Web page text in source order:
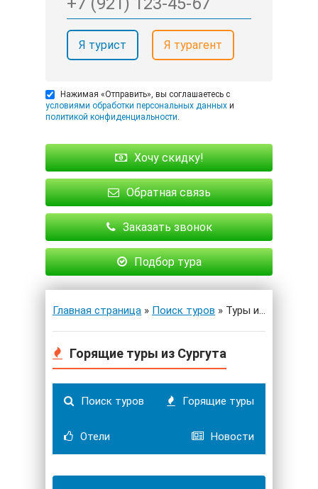
Я турист Я турагент
Нажимая «Отправить», вы соглашаетесь с
условиями обработки персональных данных и
политикой конфиденциальности.
Хочу скидку!
Обратная связь
Заказать звонок
Подбор тура
Главная страница » Поиск туров » Туры из Сургута
Горящие туры из Сургута
Поиск туров Горящие туры
Отели Новости